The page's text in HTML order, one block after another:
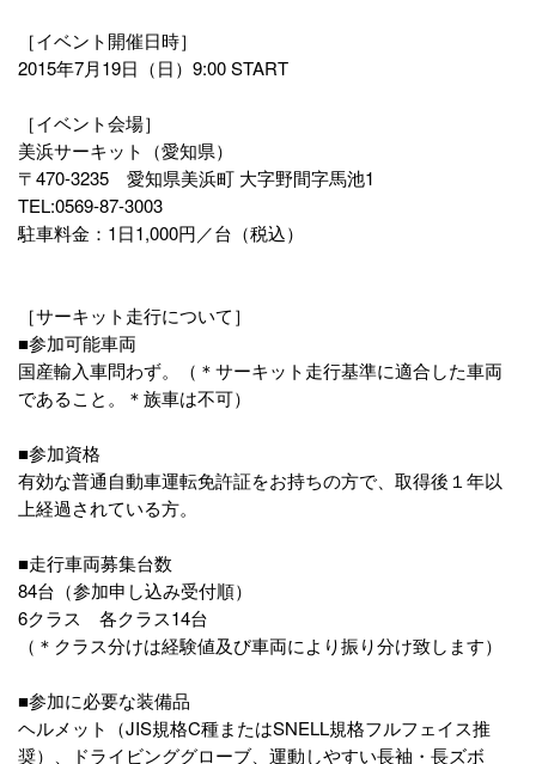
［イベント開催日時］
2015年7月19日（日）9:00 START
［イベント会場］
美浜サーキット（愛知県）
〒470-3235 愛知県美浜町 大字野間字馬池1
TEL:0569-87-3003
駐車料金：1日1,000円／台（税込）
［サーキット走行について］
■参加可能車両
国産輸入車問わず。（＊サーキット走行基準に適合した車両
であること。＊族車は不可）
■参加資格
有効な普通自動車運転免許証をお持ちの方で、取得後１年以
上経過されている方。
■走行車両募集台数
84台（参加申し込み受付順）
6クラス 各クラス14台
（＊クラス分けは経験値及び車両により振り分け致します）
■参加に必要な装備品
ヘルメット（JIS規格C種またはSNELL規格フルフェイス推
奨）、ドライビンググローブ、運動しやすい長袖・長ズボ